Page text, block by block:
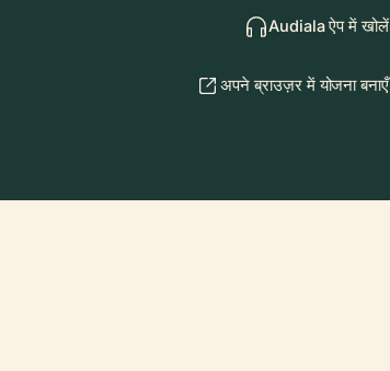
Audiala ऐप में खोलें
अपने ब्राउज़र में योजना बनाएँ